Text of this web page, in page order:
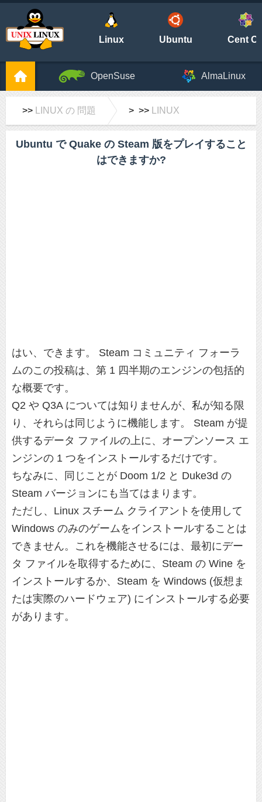
Linux Ubuntu Cent
OpenSuse AlmaLinux
>> LINUX の 問題 > >> LINUX
Ubuntu で Quake の Steam 版をプレイすること
はできますか?
はい、できます。 Steam コミュニティ フォーラ
ムのこの投稿は、第 1 四半期のエンジンの包括的
な概要です。
Q2 や Q3A については知りませんが、私が知る限
り、それらは同じように機能します。 Steam が提
供するデータ ファイルの上に、オープンソース エ
ンジンの 1 つをインストールするだけです。
ちなみに、同じことが Doom 1/2 と Duke3d の
Steam バージョンにも当てはまります。
ただし、Linux スチーム クライアントを使用して
Windows のみのゲームをインストールすることは
できません。これを機能させるには、最初にデー
タ ファイルを取得するために、Steam の Wine を
インストールするか、Steam を Windows (仮想ま
たは実際のハードウェア) にインストールする必要
があります。